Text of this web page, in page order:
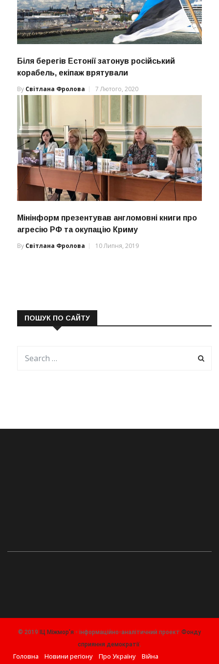
Біля берегів Естонії затонув російський
корабель, екіпаж врятували
By Світлана Фролова 7 Лютого, 2020
Мінінформ презентував англомовні книги про
агресію РФ та окупацію Криму
By Світлана Фролова 10 Липня, 2019
ПОШУК ПО САЙТУ
© 2019 ІЦ Міжмор'я - інформаційно-аналітичний проект Фонду
сприяння демократії.
Головна Новини регіону Про Україну
Війна